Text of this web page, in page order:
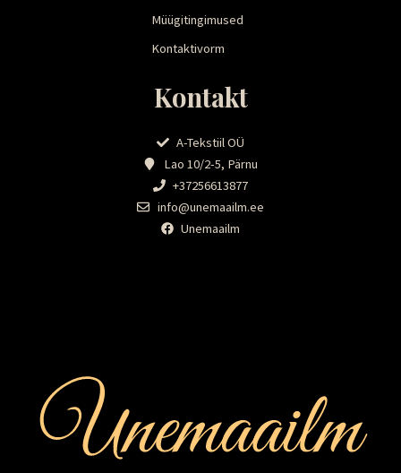
Müügitingimused
Kontaktivorm
Kontakt
A-Tekstiil OÜ
Lao 10/2-5, Pärnu
+37256613877
info@unemaailm.ee
Unemaailm